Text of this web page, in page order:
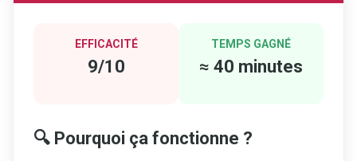
EFFICACITÉ
9/10
TEMPS GAGNÉ
≈ 40 minutes
🔍 Pourquoi ça fonctionne ?